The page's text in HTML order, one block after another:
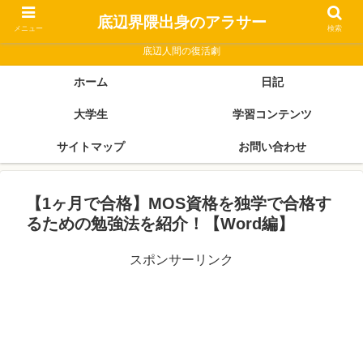
底辺人間の復活劇
ホーム 日記
大学生 学習コンテンツ
サイトマップ お問い合わせ
【1ヶ月で合格】MOS資格を独学で合格す
るための勉強法を紹介！【Word編】
スポンサーリンク
メニュー 底辺界隈出身のアラサー 検索